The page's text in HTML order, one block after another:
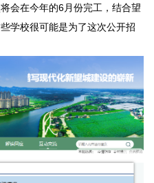
会在今年的6月份完工，结合望
学校很可能是为了这次公开招